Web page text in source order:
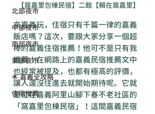
北部夜市
中部夜市
南部夜市
東部夜市
🌟 嘉義全攻略
住宿推薦
【窩嘉里包棟民宿】二館【賴在窩嘉里】
來嘉義玩，住宿只有千篇一律的嘉義
飯店嗎？這次，要跟大家分享一個超
棒的嘉義住宿推薦！他可不是只有我
推薦！在網路上的嘉義民宿推薦文中
也經常被提及，也都有極高的評價，
讓人還沒住進去就開始期待呢。它就
是位在嘉義阿里山腳下春不老社區的
「窩嘉里包棟民宿」！這間嘉義民宿